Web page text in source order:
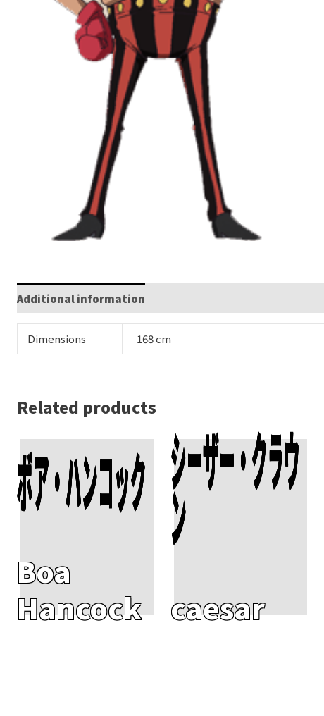
Additional information
Dimensions 168 cm
Related products
ボア・ハンコック
Boa
Hancock
Add To Cart シーザー・クラウ
ン
caesar
Add To Cart